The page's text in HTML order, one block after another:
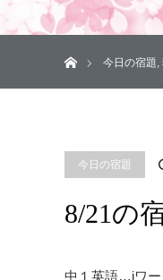
今日の宿題,
今日の宿題
8/21の
中１英語…iワー